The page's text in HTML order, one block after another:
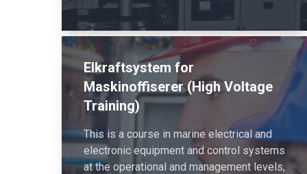
Elkraftsystem for
Maskinoffiserer (High Voltage
Training)
This is a course in marine electrical and
electronic equipment and control systems
at the operational and management levels,